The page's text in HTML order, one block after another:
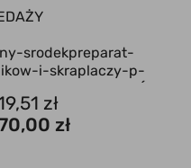
VERTEX
srodekpreparat-
i-skraplaczy-p-
i wewnątrz . Środek
zł
zł